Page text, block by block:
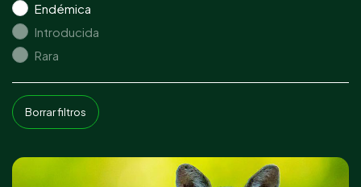
Endémica
Introducida
Rara
Borrar filtros